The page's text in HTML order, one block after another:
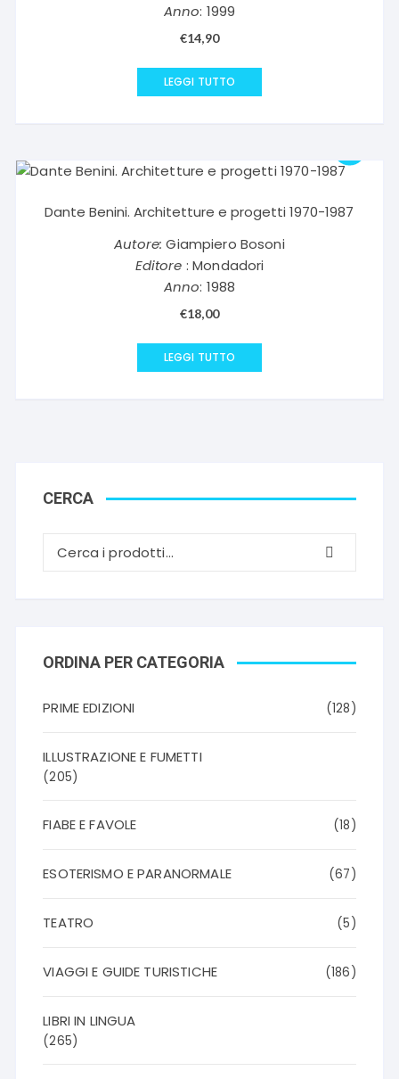
Anno: 1999
€14,90
LEGGI TUTTO
Dante Benini. Architetture e progetti 1970-1987
Autore: Giampiero Bosoni
Editore : Mondadori
Anno: 1988
€18,00
LEGGI TUTTO
CERCA
ORDINA PER CATEGORIA
PRIME EDIZIONI (128)
ILLUSTRAZIONE E FUMETTI
(205)
FIABE E FAVOLE (18)
ESOTERISMO E PARANORMALE (67)
TEATRO (5)
VIAGGI E GUIDE TURISTICHE (186)
LIBRI IN LINGUA
(265)